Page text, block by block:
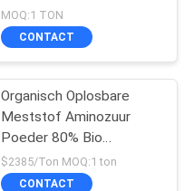
Meststof 50%
MOQ:1 TON
CONTACT
Organisch Oplosbare
Meststof Aminozuur
Poeder 80% Bio
Organische Meststof
$2385/Ton MOQ:1 ton
CONTACT